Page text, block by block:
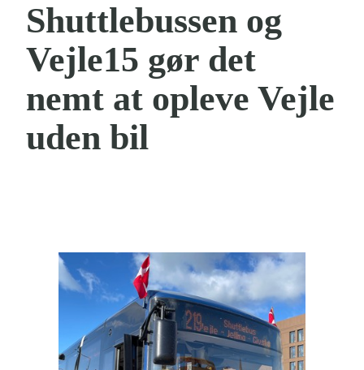
Shuttlebussen og
Vejle15 gør det
nemt at opleve Vejle
uden bil